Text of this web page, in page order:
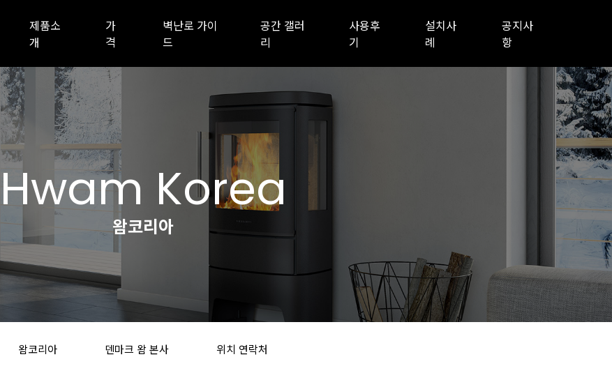
제품소
개
가
격
벽난로 가이
드
공간 갤러
리
사용후
기
설치사
례
공지사
항
Hwam Korea
왐코리아
왐코리아 덴마크 왐 본사 위치 연락처